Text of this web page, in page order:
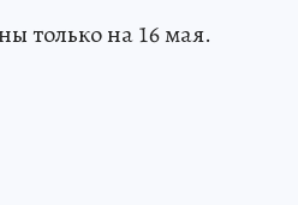
только на 16 мая.